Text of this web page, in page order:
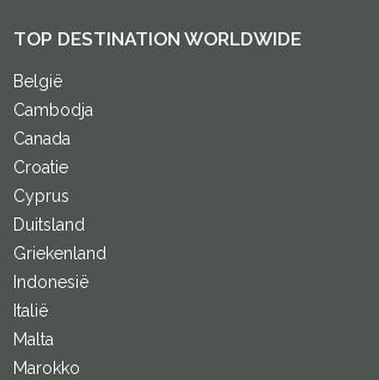
TOP DESTINATION WORLDWIDE
België
Cambodja
Canada
Croatie
Cyprus
Duitsland
Griekenland
Indonesië
Italië
Malta
Marokko